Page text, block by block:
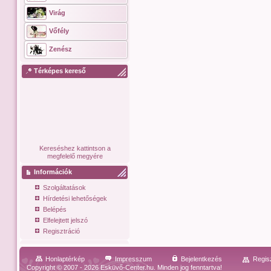
Virág
Vőfély
Zenész
Térképes kereső
Kereséshez kattintson a
megfelelő megyére
Információk
Szolgáltatások
Hírdetési lehetőségek
Belépés
Elfelejtett jelszó
Regisztráció
Honlaptérkép Impresszum Bejelentkezés
Copyright © 2007 - 2026 Esküvő-Center.hu. Minden jog fenntartva!